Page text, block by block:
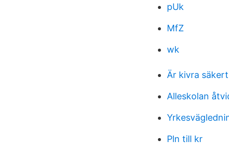
pUk
MfZ
wk
Är kivra säkert
Alleskolan
Pln till kr